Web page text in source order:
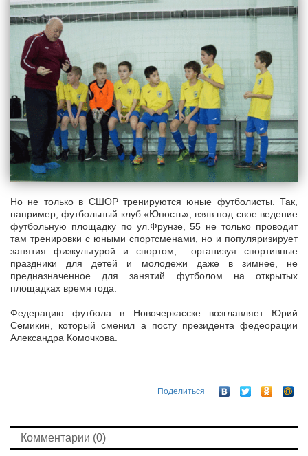
Но не только в СШОР тренируются юные футболисты. Так,
например, футбольный клуб «Юность», взяв под свое ведение
футбольную площадку по ул.Фрунзе, 55 не только проводит
там тренировки с юными спортсменами, но и популяризирует
занятия физкультурой и спортом, организуя спортивные
праздники для детей и молодежи даже в зимнее, не
предназначенное для занятий футболом на открытых
площадках время года.
Федерацию футбола в Новочеркасске возглавляет Юрий
Семикин, который сменил а посту президента федеорации
Александра Комочкова.
Поделиться
Комментарии (0)